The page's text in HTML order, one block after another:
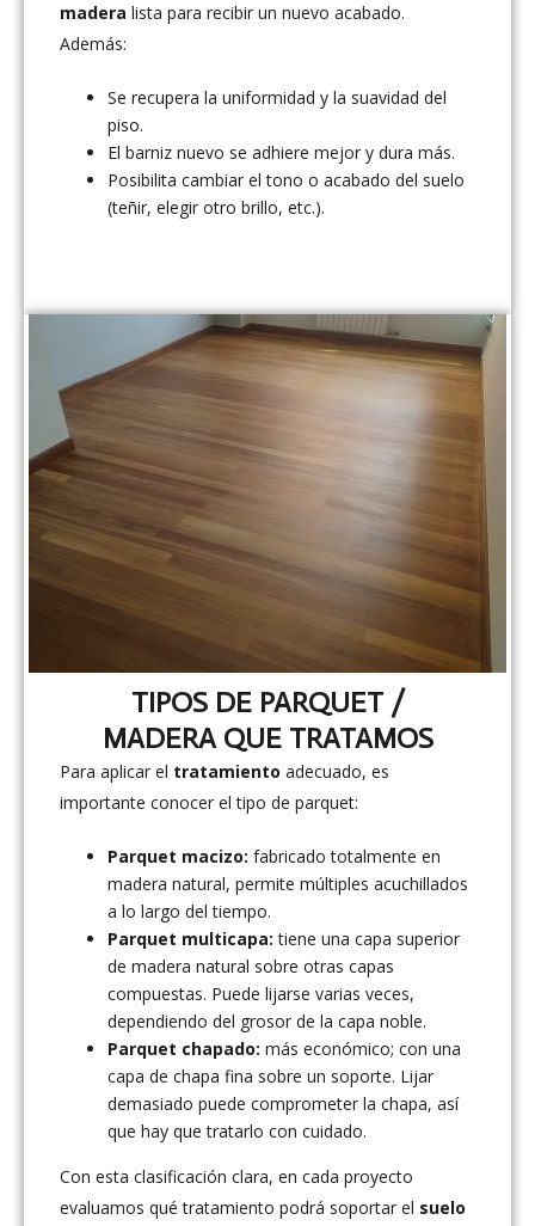
madera lista para recibir un nuevo acabado.
Además:
Se recupera la uniformidad y la suavidad del
piso.
El barniz nuevo se adhiere mejor y dura más.
Posibilita cambiar el tono o acabado del suelo
(teñir, elegir otro brillo, etc.).
TIPOS DE PARQUET /
MADERA QUE TRATAMOS
Para aplicar el tratamiento adecuado, es
importante conocer el tipo de parquet:
Parquet macizo: fabricado totalmente en
madera natural, permite múltiples acuchillados
a lo largo del tiempo.
Parquet multicapa: tiene una capa superior
de madera natural sobre otras capas
compuestas. Puede lijarse varias veces,
dependiendo del grosor de la capa noble.
Parquet chapado: más económico; con una
capa de chapa fina sobre un soporte. Lijar
demasiado puede comprometer la chapa, así
que hay que tratarlo con cuidado.
Con esta clasificación clara, en cada proyecto
evaluamos qué tratamiento podrá soportar el suelo